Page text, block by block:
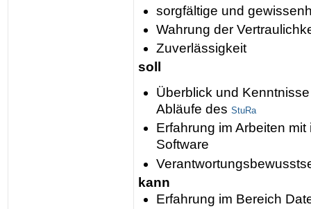
sorgfältige und
Wahrung der
Zuverlässigkeit
soll
Überblick und
Abläufe des StuRa
Erfahrung im Arbeiten
Software
kann
Erfahrung im Bereich